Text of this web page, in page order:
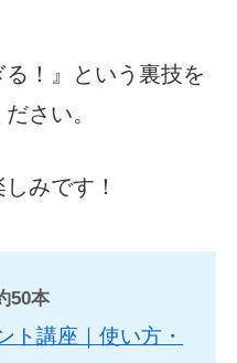
！』という裏技を
さい。
みです！
50本
ト講座｜使い方・